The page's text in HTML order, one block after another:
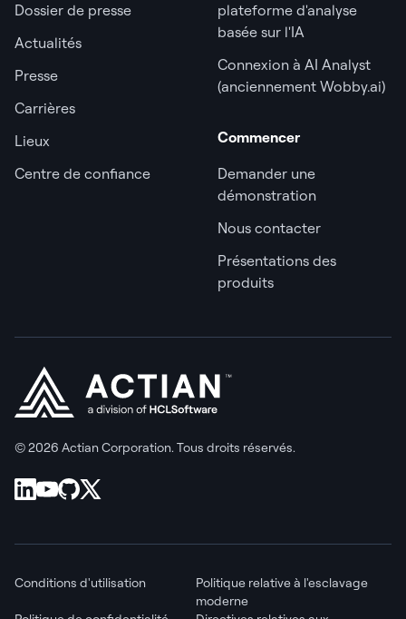
Dossier de presse
Actualités
Presse
Carrières
Lieux
Centre de confiance
plateforme d'analyse
basée sur l'IA
Connexion à AI Analyst
(anciennement Wobby.ai)
Commencer
Demander une
démonstration
Nous contacter
Présentations des
produits
© 2026 Actian Corporation. Tous droits réservés.
Conditions d'utilisation
Politique relative à l'esclavage
moderne